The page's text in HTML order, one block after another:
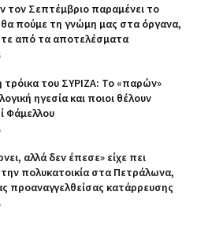
τον Σεπτέμβριο παραμένει το
πούμε τη γνώμη μας στα όργανα,
από τα αποτελέσματα
του ΣΥΡΙΖΑ: Το «παρών»
ηγεσία και ποιοι θέλουν
Φάμελλου
αλλά δεν έπεσε» είχε πει
την πολυκατοικία στα Πετράλωνα,
προαναγγελθείσας κατάρρευσης